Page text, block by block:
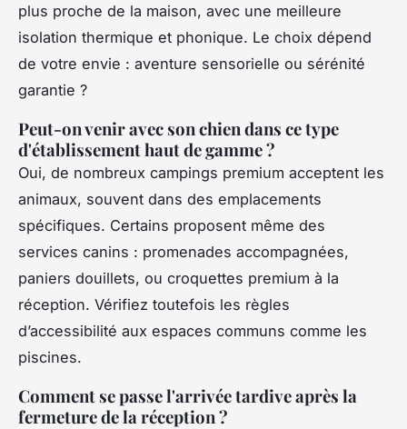
plus proche de la maison, avec une meilleure
isolation thermique et phonique. Le choix dépend
de votre envie : aventure sensorielle ou sérénité
garantie ?
Peut-on venir avec son chien dans ce type
d'établissement haut de gamme ?
Oui, de nombreux campings premium acceptent les
animaux, souvent dans des emplacements
spécifiques. Certains proposent même des
services canins : promenades accompagnées,
paniers douillets, ou croquettes premium à la
réception. Vérifiez toutefois les règles
d’accessibilité aux espaces communs comme les
piscines.
Comment se passe l'arrivée tardive après la
fermeture de la réception ?